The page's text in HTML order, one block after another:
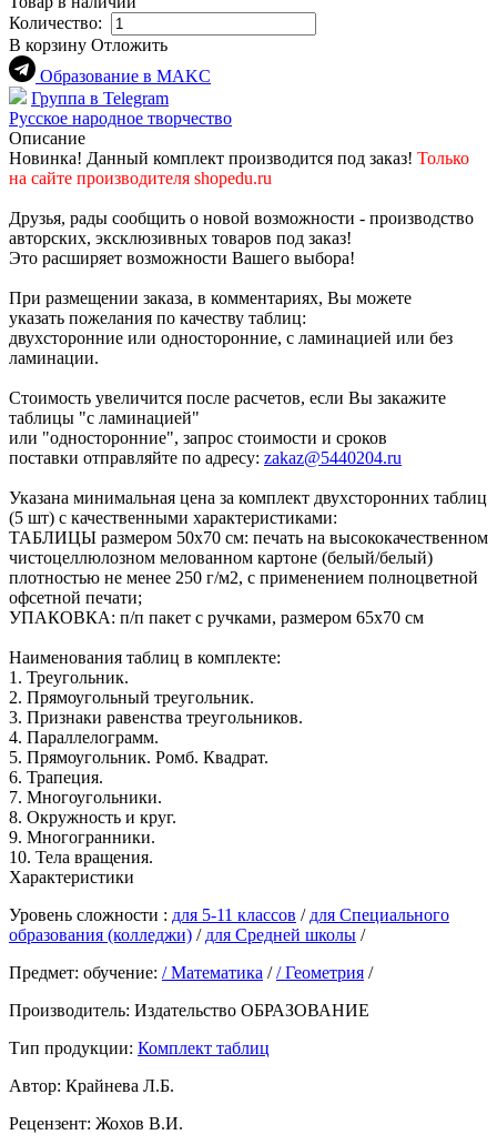
Количество:
В корзину Отложить
Образование в МАKC
Группа в Telegram
Русское народное творчество
Описание
Новинка! Данный комплект производится под заказ! Только
на сайте производителя shopedu.ru
Друзья, рады сообщить о новой возможности - производство
авторских, эксклюзивных товаров под заказ!
Это расширяет возможности Вашего выбора!
При размещении заказа, в комментариях, Вы можете
указать пожелания по качеству таблиц:
двухсторонние или односторонние, с ламинацией или без
ламинации.
Стоимость увеличится после расчетов, если Вы закажите
таблицы "с ламинацией"
или "односторонние", запрос стоимости и сроков
поставки отправляйте по адресу: zakaz@5440204.ru
Указана минимальная цена за комплект двухсторонних таблиц
(5 шт) с качественными характеристиками:
ТАБЛИЦЫ размером 50х70 см: печать на высококачественном
чистоцеллюлозном мелованном картоне (белый/белый)
плотностью не менее 250 г/м2, с применением полноцветной
офсетной печати;
УПАКОВКА: п/п пакет с ручками, размером 65х70 см
Наименования таблиц в комплекте:
1. Треугольник.
2. Прямоугольный треугольник.
3. Признаки равенства треугольников.
4. Параллелограмм.
5. Прямоугольник. Ромб. Квадрат.
6. Трапеция.
7. Многоугольники.
8. Окружность и круг.
9. Многогранники.
10. Тела вращения.
Характеристики
Уровень сложности : для 5-11 классов / для Специального
образования (колледжи) / для Средней школы /
Предмет: обучение: / Математика // Геометрия /
Производитель: Издательство ОБРАЗОВАНИЕ
Тип продукции: Комплект таблиц
Автор: Крайнева Л.Б.
Рецензент: Жохов В.И.